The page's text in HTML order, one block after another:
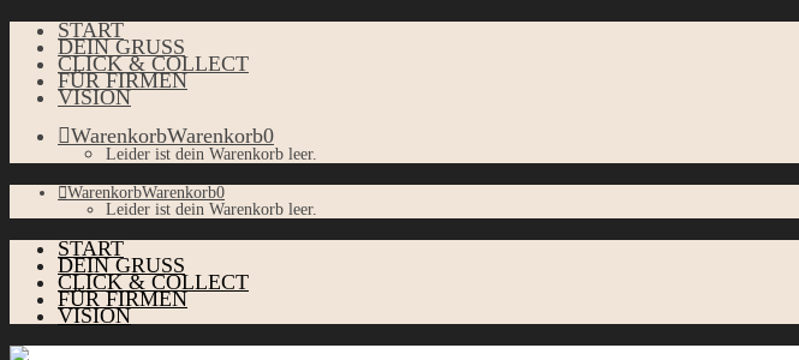
START
DEIN GRUSS
CLICK & COLLECT
FÜR FIRMEN
VISION
WarenkorbWarenkorb0
Leider ist dein Warenkorb leer.
WarenkorbWarenkorb0
Leider ist dein Warenkorb leer.
START
DEIN GRUSS
CLICK & COLLECT
FÜR FIRMEN
VISION